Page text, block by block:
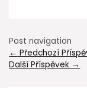
Post navigation
← Předchozí
Další Příspěvek →